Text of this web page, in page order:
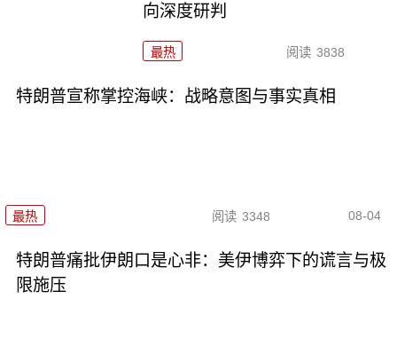
向深度研判
最热 阅读 3838
特朗普宣称掌控海峡：战略意图与事实真相
最热 阅读 3348 08-04
特朗普痛批伊朗口是心非：美伊博弈下的谎言与极
限施压